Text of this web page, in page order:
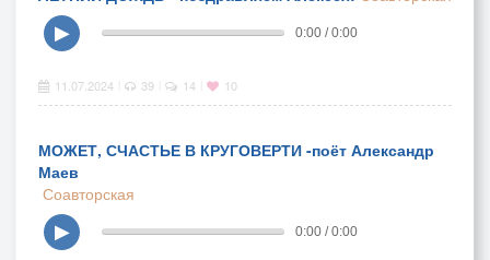
▶
0:00 / 0:00
11.07.2024 39 14 10
МОЖЕТ, СЧАСТЬЕ В КРУГОВЕРТИ -поёт Александр
Маев
Соавторская
▶
0:00 / 0:00